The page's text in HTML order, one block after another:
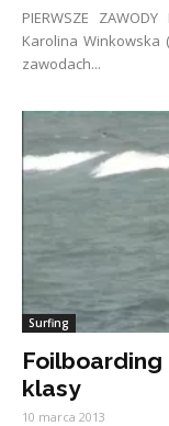
PIERWSZE
Karolina Winkowska
zawodach...
Surfing
klasy
10 marca 2013